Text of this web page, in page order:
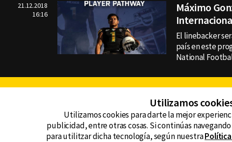
21.12.2018
16:16
Máximo
El linebacker
país en este
National
© CANAL 6 2026
total o parcial, incluyendo
AVISO DE
Utilizamos
Utilizamos cookies para darte la mejor
publicidad, entre otras cosas. Si continúas
para utilitzar dicha tecnología, según nuestra